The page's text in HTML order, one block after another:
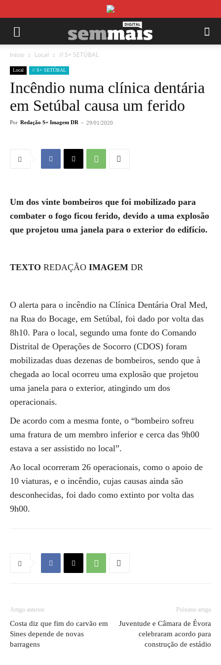
Início Local // S+ SETÚBAL
Local // S+ SETÚBAL
Incêndio numa clínica dentária
em Setúbal causa um ferido
Por Redação S+ Imagem DR - 29/01/2020
Um dos vinte bombeiros que foi mobilizado para
combater o fogo ficou ferido, devido a uma explosão
que projetou uma janela para o exterior do edifício.
TEXTO REDAÇÃO IMAGEM DR
O alerta para o incêndio na Clínica Dentária Oral Med,
na Rua do Bocage, em Setúbal, foi dado por volta das
8h10. Para o local, segundo uma fonte do Comando
Distrital de Operações de Socorro (CDOS) foram
mobilizadas duas dezenas de bombeiros, sendo que à
chegada ao local ocorreu uma explosão que projetou
uma janela para o exterior, atingindo um dos
operacionais.
De acordo com a mesma fonte, o “bombeiro sofreu
uma fratura de um membro inferior e cerca das 9h00
estava a ser assistido no local”.
Ao local ocorreram 26 operacionais, como o apoio de
10 viaturas, e o incêndio, cujas causas ainda são
desconhecidas, foi dado como extinto por volta das
9h00.
Artigo anterior
Costa diz que fim do carvão em
Sines depende de novas
barragens
Próximo artigo
Juventude e Câmara de Évora
celebraram acordo para
construção de estádio